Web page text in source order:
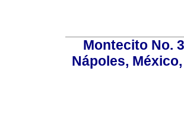
Montecito No.
Nápoles,